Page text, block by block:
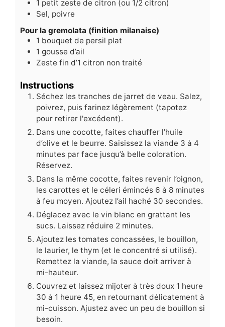
1 petit zeste de citron (ou 1/2 citron)
Sel, poivre
Pour la gremolata (finition milanaise)
1 bouquet de persil plat
1 gousse d’ail
Zeste fin d’1 citron non traité
Instructions
Séchez les tranches de jarret de veau. Salez,
poivrez, puis farinez légèrement (tapotez
pour retirer l'excédent).
Dans une cocotte, faites chauffer l’huile
d’olive et le beurre. Saisissez la viande 3 à 4
minutes par face jusqu’à belle coloration.
Réservez.
Dans la même cocotte, faites revenir l’oignon,
les carottes et le céleri émincés 6 à 8 minutes
à feu moyen. Ajoutez l’ail haché 30 secondes.
Déglacez avec le vin blanc en grattant les
sucs. Laissez réduire 2 minutes.
Ajoutez les tomates concassées, le bouillon,
le laurier, le thym (et le concentré si utilisé).
Remettez la viande, la sauce doit arriver à
mi-hauteur.
Couvrez et laissez mijoter à très doux 1 heure
30 à 1 heure 45, en retournant délicatement à
mi-cuisson. Ajustez avec un peu de bouillon si
besoin.